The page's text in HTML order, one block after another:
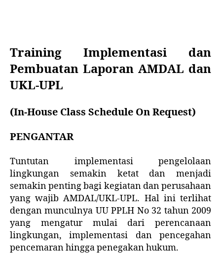
Training Implementasi dan
Pembuatan Laporan AMDAL dan
UKL-UPL
(In-House Class Schedule On Request)
PENGANTAR
Tuntutan implementasi pengelolaan
lingkungan semakin ketat dan menjadi
semakin penting bagi kegiatan dan perusahaan
yang wajib AMDAL/UKL-UPL. Hal ini terlihat
dengan munculnya UU PPLH No 32 tahun 2009
yang mengatur mulai dari perencanaan
lingkungan, implementasi dan pencegahan
pencemaran hingga penegakan hukum.